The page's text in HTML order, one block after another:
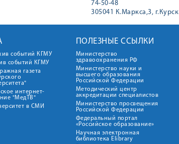
74-50-48
305041 К.Маркса,3, г.Курск
событий КГМУ
событий КГМУ
газета
интернет-
"МедТВ"
в СМИ
ПОЛЕЗНЫЕ ССЫЛКИ
Министерство
здравоохранения РФ
Министерство науки и
высшего образования
Российской Федерации
Методический центр
аккредитации специалистов
Министерство просвещения
Российской Федерации
Федеральный портал
«Российское образование»
Научная электронная
библиотека Elibrary